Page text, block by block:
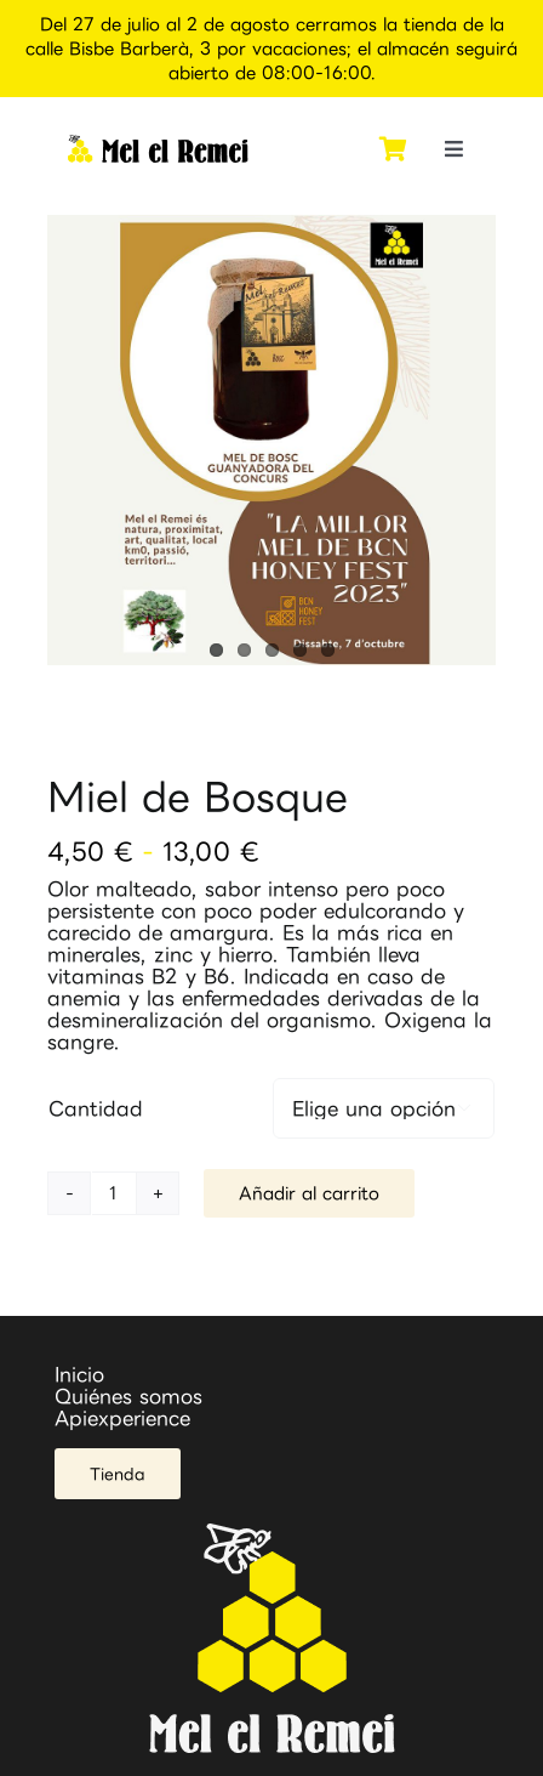
Del 27 de julio al 2 de agosto cerramos la tienda de la
calle Bisbe Barberà, 3 por vacaciones; el almacén seguirá
abierto de 08:00-16:00.
contenido
Toggle
Quiénes somos
Apiexperience Alcover
Contacto
Miel de Bosque
4,50 € - 13,00 €Rango
de
precios:
desde
4,50 €
hasta
13,00 €
Olor malteado, sabor intenso pero poco
persistente con poco poder edulcorando y
carecido de amargura. Es la más rica en
minerales, zinc y hierro. También lleva
vitaminas B2 y B6. Indicada en caso de
anemia y las enfermedades derivadas de la
desmineralización del organismo. Oxigena la
sangre.
Cantidad
Miel
Añadir al carrito
Inicio
Quiénes somos
Apiexperience
Tienda